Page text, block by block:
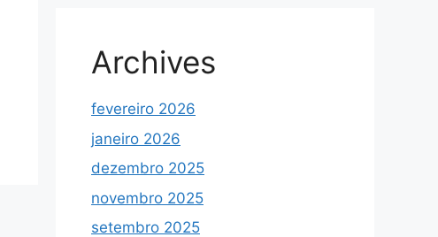
Archives
fevereiro 2026
janeiro 2026
dezembro 2025
novembro 2025
setembro 2025